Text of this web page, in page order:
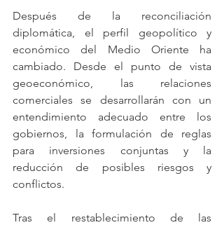
Después de la reconciliación
diplomática, el perfil geopolítico y
económico del Medio Oriente ha
cambiado. Desde el punto de vista
geoeconómico, las relaciones
comerciales se desarrollarán con un
entendimiento adecuado entre los
gobiernos, la formulación de reglas
para inversiones conjuntas y la
reducción de posibles riesgos y
conflictos.
Tras el restablecimiento de las